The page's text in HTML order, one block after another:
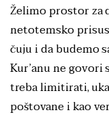
Želimo prostor za
netotemsko
čuju i da budemo
Kur’anu ne govori
treba limitirati,
poštovane i kao